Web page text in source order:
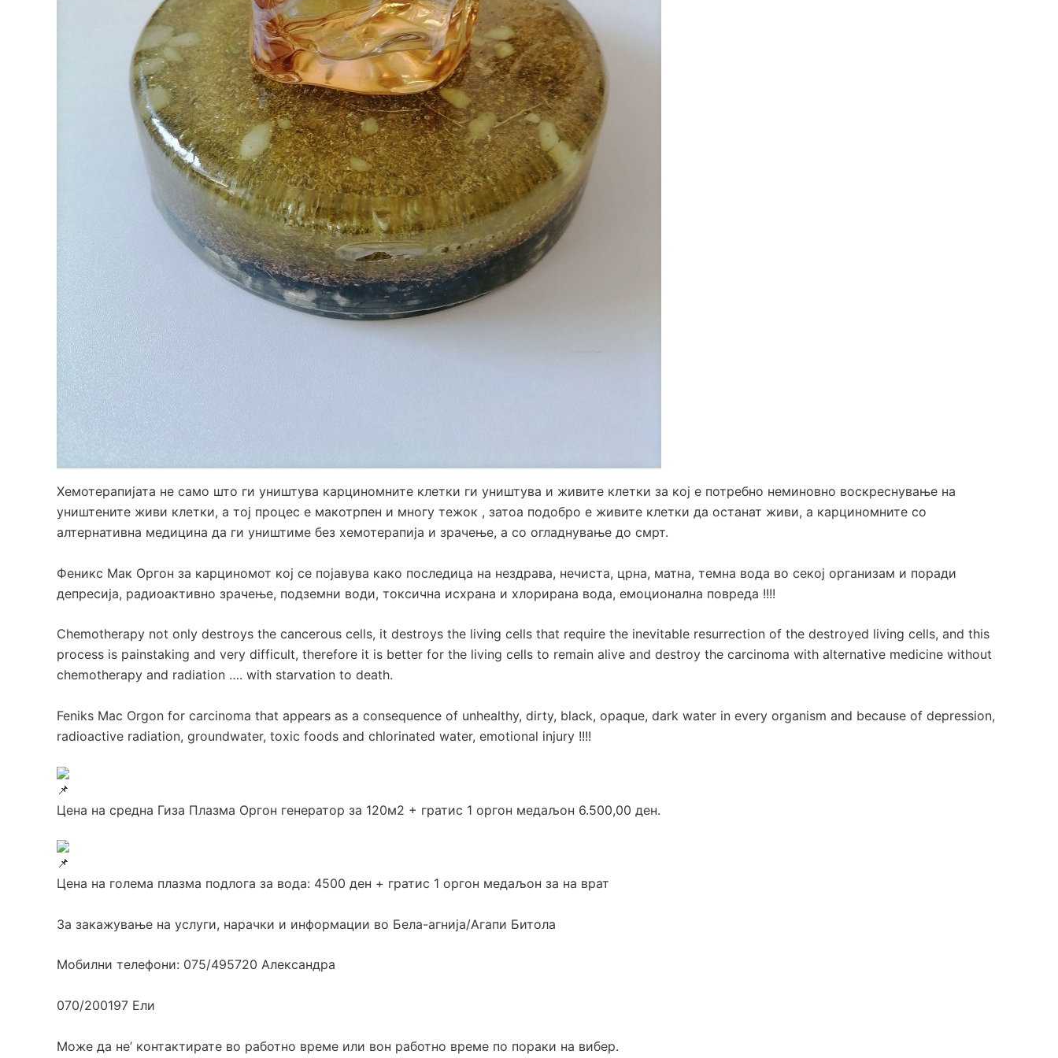
Хемотерапијата не само што ги уништува карциномните клетки ги уништува и живите клетки за кој е потребно неминовно воскреснување на
уништените живи клетки, а тој процес е макотрпен и многу тежок , затоа подобро е живите клетки да останат живи, а карциномните со
алтернативна медицина да ги уништиме без хемотерапија и зрачење, а со огладнување до смрт.
Феникс Мак Оргон за карциномот кој се појавува како последица на нездрава, нечиста, црна, матна, темна вода во секој организам и поради
депресија, радиоактивно зрачење, подземни води, токсична исхрана и хлорирана вода, емоционална повреда !!!!
Chemotherapy not only destroys the cancerous cells, it destroys the living cells that require the inevitable resurrection of the destroyed living cells, and this
process is painstaking and very difficult, therefore it is better for the living cells to remain alive and destroy the carcinoma with alternative medicine without
chemotherapy and radiation …. with starvation to death.
Feniks Mac Orgon for carcinoma that appears as a consequence of unhealthy, dirty, black, opaque, dark water in every organism and because of depression,
radioactive radiation, groundwater, toxic foods and chlorinated water, emotional injury !!!!
Цена на средна Гиза Плазма Оргон генератор за 120м2 + гратис 1 оргон медаљон 6.500,00 ден.
Цена на голема плазма подлога за вода: 4500 ден + гратис 1 оргон медаљон за на врат
За закажување на услуги, нарачки и информации во Бела-агнија/Агапи Битола
Мобилни телефони: 075/495720 Александра
070/200197 Ели
Може да не’ контактирате во работно време или вон работно време по пораки на вибер.